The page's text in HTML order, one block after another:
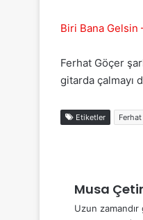
Biri Bana Gelsin
Ferhat Göçer
gitarda çalmayı
Etiketler
Musa
Uzun